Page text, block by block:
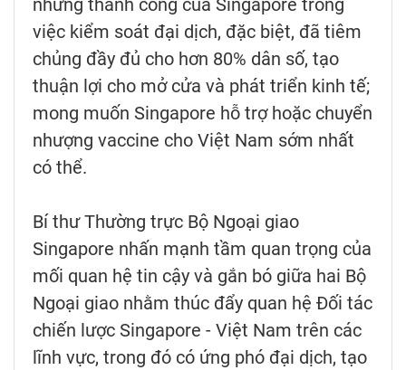
những thành công của Singapore trong
việc kiểm soát đại dịch, đặc biệt, đã tiêm
chủng đầy đủ cho hơn 80% dân số, tạo
thuận lợi cho mở cửa và phát triển kinh tế;
mong muốn Singapore hỗ trợ hoặc chuyển
nhượng vaccine cho Việt Nam sớm nhất
có thể.
Bí thư Thường trực Bộ Ngoại giao
Singapore nhấn mạnh tầm quan trọng của
mối quan hệ tin cậy và gắn bó giữa hai Bộ
Ngoại giao nhằm thúc đẩy quan hệ Đối tác
chiến lược Singapore - Việt Nam trên các
lĩnh vực, trong đó có ứng phó đại dịch, tạo